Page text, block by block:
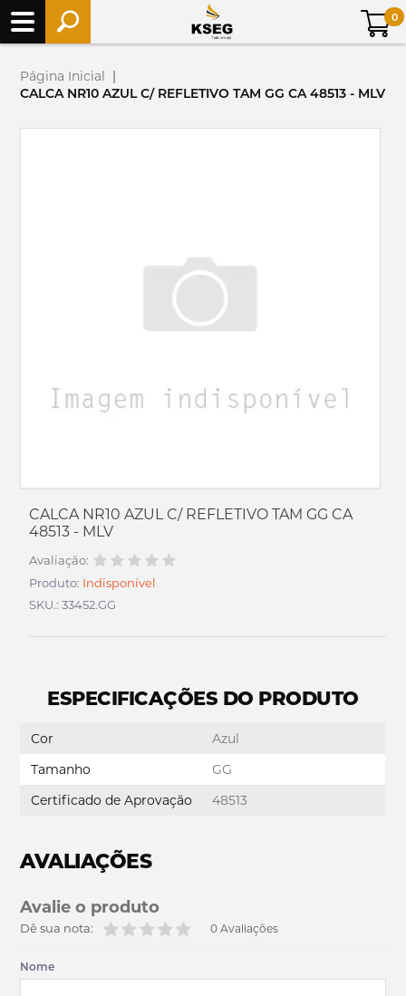
0
Página Inicial |
CALCA NR10 AZUL C/ REFLETIVO TAM GG CA 48513 - MLV
CALCA NR10 AZUL C/ REFLETIVO TAM GG CA
48513 - MLV
Avaliação:
Produto: Indisponível
SKU.: 33452.GG
ESPECIFICAÇÕES DO PRODUTO
Cor
Azul
Tamanho
GG
Certificado de Aprovação
48513
AVALIAÇÕES
Avalie o produto
0 Avaliações
Dê sua nota:
Nome